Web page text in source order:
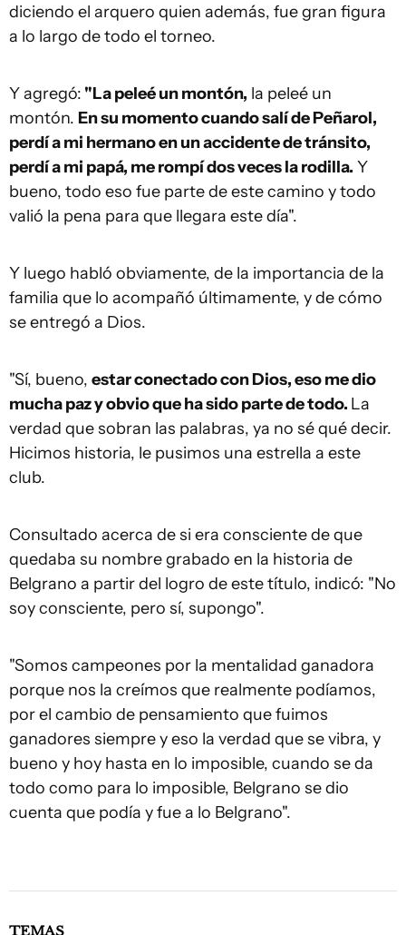
diciendo el arquero quien además, fue gran figura
a lo largo de todo el torneo.
Y agregó: "La peleé un montón, la peleé un
montón. En su momento cuando salí de Peñarol,
perdí a mi hermano en un accidente de tránsito,
perdí a mi papá, me rompí dos veces la rodilla. Y
bueno, todo eso fue parte de este camino y todo
valió la pena para que llegara este día".
Y luego habló obviamente, de la importancia de la
familia que lo acompañó últimamente, y de cómo
se entregó a Dios.
"Sí, bueno, estar conectado con Dios, eso me dio
mucha paz y obvio que ha sido parte de todo. La
verdad que sobran las palabras, ya no sé qué decir.
Hicimos historia, le pusimos una estrella a este
club.
Consultado acerca de si era consciente de que
quedaba su nombre grabado en la historia de
Belgrano a partir del logro de este título, indicó: "No
soy consciente, pero sí, supongo".
"Somos campeones por la mentalidad ganadora
porque nos la creímos que realmente podíamos,
por el cambio de pensamiento que fuimos
ganadores siempre y eso la verdad que se vibra, y
bueno y hoy hasta en lo imposible, cuando se da
todo como para lo imposible, Belgrano se dio
cuenta que podía y fue a lo Belgrano".
TEMAS